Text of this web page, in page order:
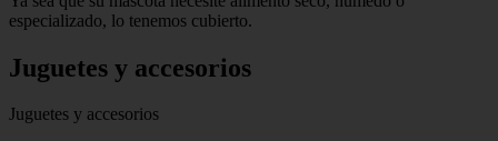
especializado, lo tenemos cubierto.
Juguetes y accesorios
Juguetes y accesorios